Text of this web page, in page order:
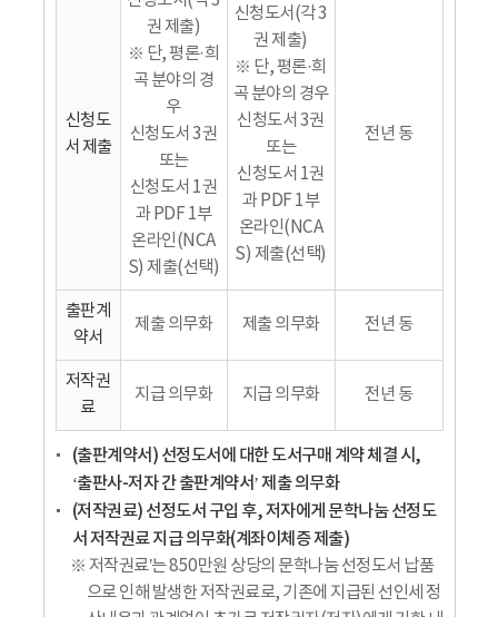
신청도
서 제출
권 제출)
※ 단, 평론·희
곡 분야의 경
우
신청도서 3권
또는
신청도서 1권
과 PDF 1부
온라인(NCA
S) 제출(선택)
신청도서(각 3
권 제출)
※ 단, 평론·희
곡 분야의 경우
신청도서 3권
또는
신청도서 1권
과 PDF 1부
온라인(NCA
S) 제출(선택)
전년 동
출판계
약서
제출 의무화 제출 의무화 전년 동
저작권
료
지급 의무화 지급 의무화 전년 동
(출판계약서) 선정도서에 대한 도서구매 계약 체결 시,
‘출판사-저자 간 출판계약서’ 제출 의무화
(저작권료) 선정도서 구입 후, 저자에게 문학나눔 선정도
서 저작권료 지급 의무화(계좌이체증 제출)
※ 저작권료’는 850만원 상당의 문학나눔 선정도서 납품
으로 인해 발생한 저작권료로, 기존에 지급된 선인세 정